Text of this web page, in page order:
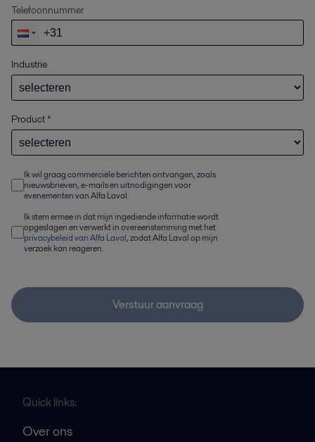
Telefoonnummer
Industrie
Product*
Ik wil graag commerciële berichten ontvangen, zoals
nieuwsbrieven, e-mails en uitnodigingen voor
evenementen van Alfa Laval.
Ik stem ermee in dat mijn ingediende informatie wordt
opgeslagen en verwerkt in overeenstemming met het
privacybeleid van Alfa Laval, zodat Alfa Laval op mijn
verzoek kan reageren.
Verstuur aanvraag
Quick links:
Over ons